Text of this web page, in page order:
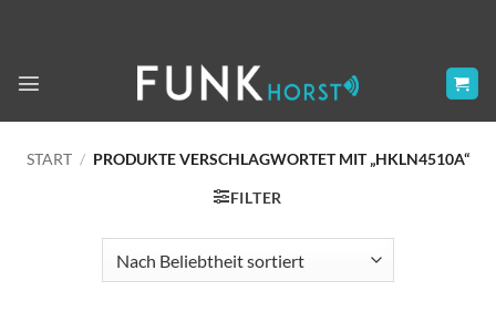
START / PRODUKTE VERSCHLAGWORTET MIT „HKLN4510A“
FILTER